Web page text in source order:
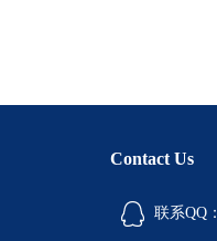
Contact Us
联系QQ